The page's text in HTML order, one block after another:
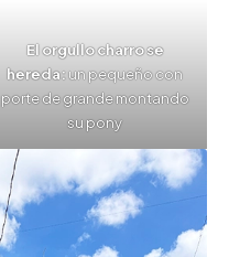
El orgullo charro se
hereda:un pequeño con
porte de grande montando
su pony